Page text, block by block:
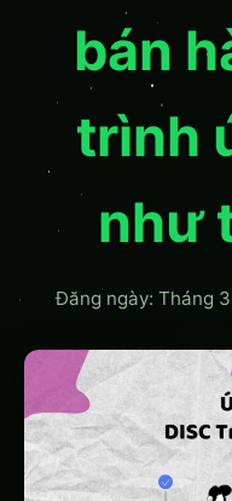
bán
trình
như
Đăng ngày: Tháng